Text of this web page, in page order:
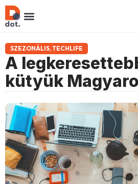
SZEZONÁLIS,TECHLIFE
A
kütyük